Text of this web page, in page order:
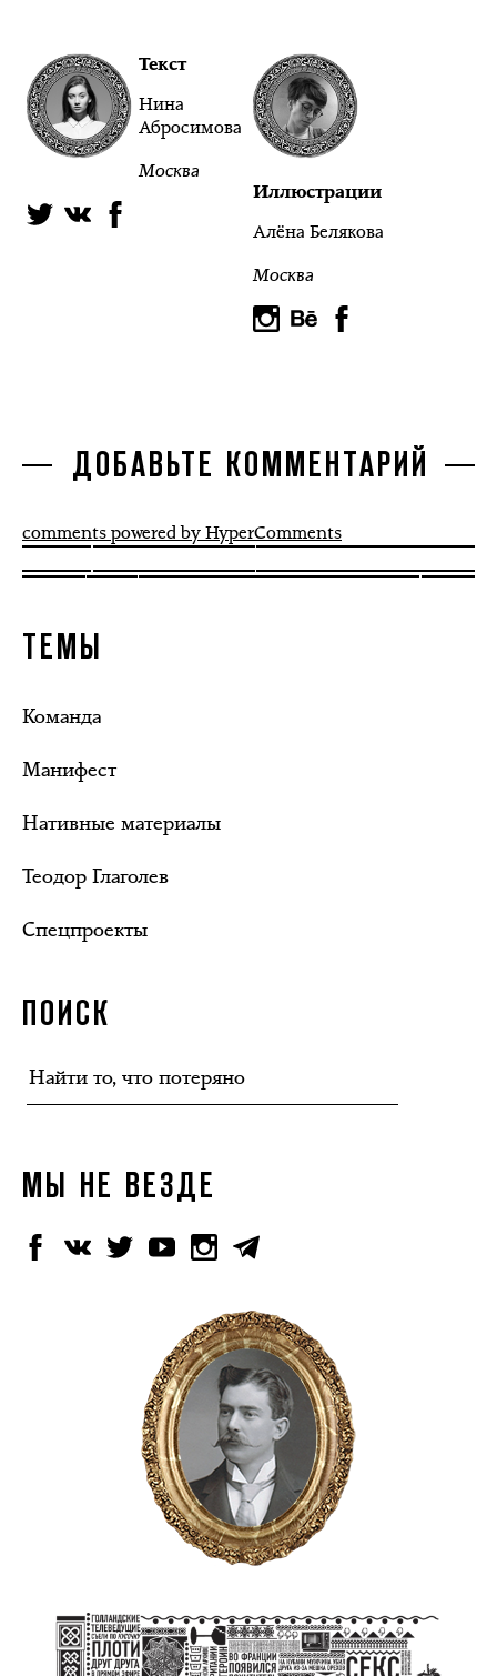
Текст
Нина
Абросимова
Москва
Иллюстрации
Алёна Белякова
Москва
ДОБАВЬТЕ КОММЕНТАРИЙ
comments powered by HyperComments
ТЕМЫ
Команда
Манифест
Нативные материалы
Теодор Глаголев
Спецпроекты
ПОИСК
МЫ НЕ ВЕЗДЕ